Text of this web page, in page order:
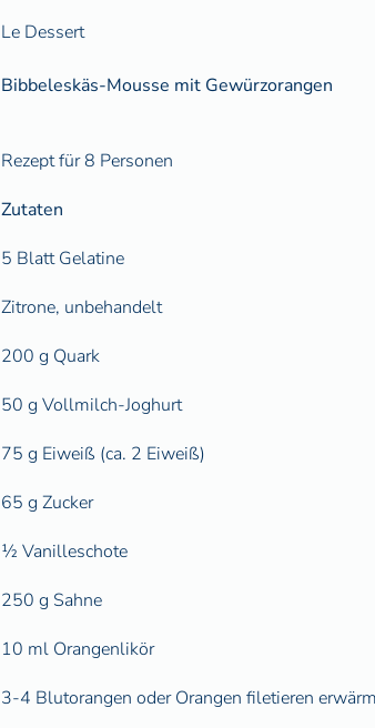
Le Dessert
Bibbeleskäs-Mousse mit Gewürzorangen
Rezept für 8 Personen
Zutaten
5 Blatt Gelatine
Zitrone, unbehandelt
200 g Quark
50 g Vollmilch-Joghurt
75 g Eiweiß (ca. 2 Eiweiß)
65 g Zucker
½ Vanilleschote
250 g Sahne
10 ml Orangenlikör
3-4 Blutorangen oder Orangen filetieren